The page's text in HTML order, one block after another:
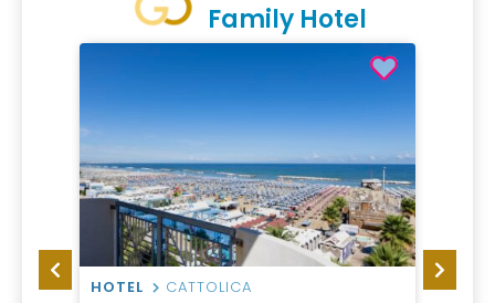
Family Hotel
HOTEL CATTOLICA